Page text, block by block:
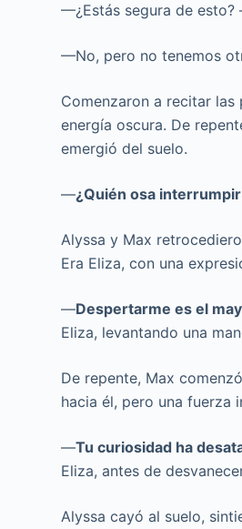
—¿Estás segura de
—No, pero no tenemos
Comenzaron a recitar
energía oscura. De
emergió del suelo.
—¿Quién osa
Alyssa y Max
Era Eliza, con una
—Despertarme es el
Eliza, levantando una
De repente, Max
hacia él, pero una fuerza
—Tu curiosidad ha
Eliza, antes de
Alyssa cayó al suelo,